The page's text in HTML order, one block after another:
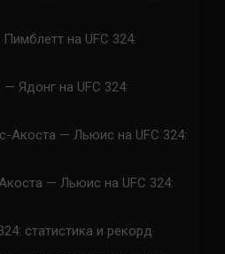
на UFC 324:
Ядонг на UFC 324:
Акоста — Льюис на UFC 324:
— Льюис на UFC 324:
статистика и рекорд